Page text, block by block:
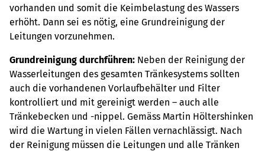
vorhanden und somit die Keimbelastung des Wassers
erhöht. Dann sei es nötig, eine Grundreinigung der
Leitungen vorzunehmen.
Grundreinigung durchführen: Neben der Reinigung der
Wasserleitungen des gesamten Tränkesystems sollten
auch die vorhandenen Vorlaufbehälter und Filter
kontrolliert und mit gereinigt werden – auch alle
Tränkebecken und -nippel. Gemäss Martin Höltershinken
wird die Wartung in vielen Fällen vernachlässigt. Nach
der Reinigung müssen die Leitungen und alle Tränken